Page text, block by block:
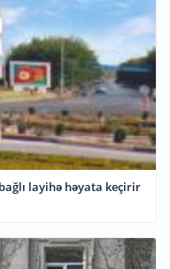
layihə həyata keçirir